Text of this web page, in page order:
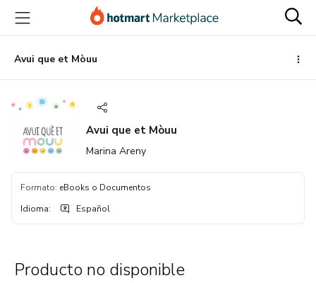
principal
página
de
página
Avui que et Mòuu
Avui que et Mòuu
Marina Areny
Formato: eBooks o Documentos
Idioma: Español
Producto no disponible